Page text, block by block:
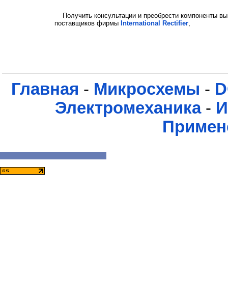
Получить консультации и преобрести компоненты
поставщиков фирмы International Rectifier
Главная - Микросхемы -
Электромеханика-